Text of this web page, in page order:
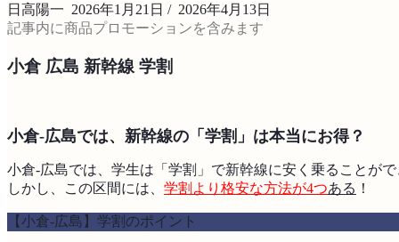
日高陽一 2026年1月21日 / 2026年4月13日
記事内に商品プロモーションを含みます
小倉 広島 新幹線 学割
小倉-広島では、新幹線の「学割」は本当にお得？
小倉-広島では、学生は「学割」で新幹線に安く乗ることが
しかし、この区間には、 学割より格安な方法が4つある ！
【小倉-広島】学割のポイント